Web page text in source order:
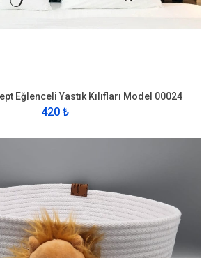
Eğlenceli Yastık Kılıfları Model 00024
420 ₺